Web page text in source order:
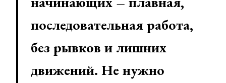
последовательная работа,
без рывков и лишних
движений. Не нужно